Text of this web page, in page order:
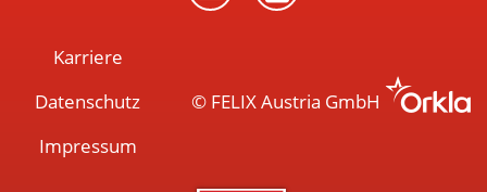
Karriere
Datenschutz
Impressum
© FELIX Austria GmbH